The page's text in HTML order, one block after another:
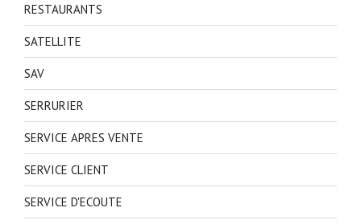
RESTAURANTS
SATELLITE
SAV
SERRURIER
SERVICE APRES VENTE
SERVICE CLIENT
SERVICE D'ECOUTE